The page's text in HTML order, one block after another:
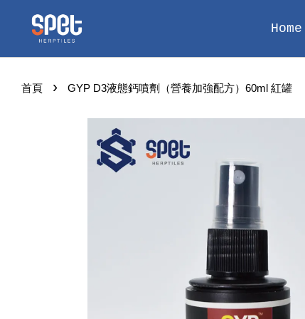
Home
首頁 › GYP D3液態鈣噴劑（營養加強配方）60ml 紅罐